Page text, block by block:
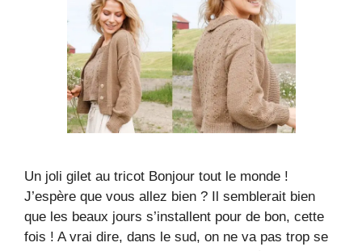
Un joli gilet au tricot Bonjour tout le monde !
J’espère que vous allez bien ? Il semblerait bien
que les beaux jours s’installent pour de bon, cette
fois ! A vrai dire, dans le sud, on ne va pas trop se